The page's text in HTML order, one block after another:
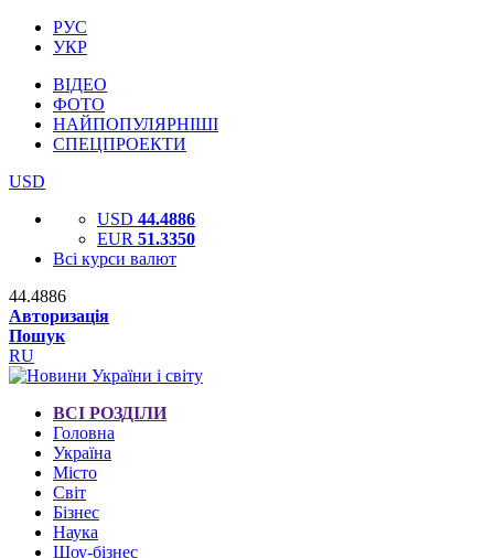
РУС
УКР
ВІДЕО
ФОТО
НАЙПОПУЛЯРНІШІ
СПЕЦПРОЕКТИ
USD
USD 44.4886
EUR 51.3350
Всі курси валют
44.4886
Авторизація
Пошук
RU
ВСІ РОЗДІЛИ
Головна
Україна
Місто
Світ
Бізнес
Наука
Шоу-бізнес